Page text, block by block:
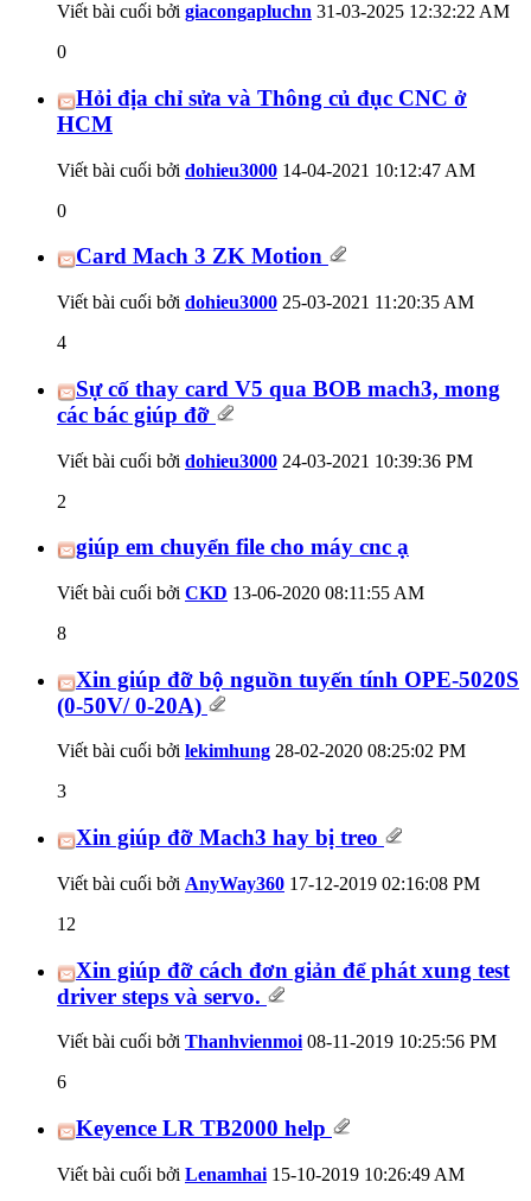
Viết bài cuối bởi giacongapluchn 31-03-2025 12:32:22 AM
0
Hỏi địa chỉ sửa và Thông củ đục CNC ở
HCM
Viết bài cuối bởi dohieu3000 14-04-2021 10:12:47 AM
0
Card Mach 3 ZK Motion
Viết bài cuối bởi dohieu3000 25-03-2021 11:20:35 AM
4
Sự cố thay card V5 qua BOB mach3, mong
các bác giúp đỡ
Viết bài cuối bởi dohieu3000 24-03-2021 10:39:36 PM
2
giúp em chuyển file cho máy cnc ạ
Viết bài cuối bởi CKD 13-06-2020 08:11:55 AM
8
Xin giúp đỡ bộ nguồn tuyến tính OPE-5020S
(0-50V/ 0-20A)
Viết bài cuối bởi lekimhung 28-02-2020 08:25:02 PM
3
Xin giúp đỡ Mach3 hay bị treo
Viết bài cuối bởi AnyWay360 17-12-2019 02:16:08 PM
12
Xin giúp đỡ cách đơn giản để phát xung test
driver steps và servo.
Viết bài cuối bởi Thanhvienmoi 08-11-2019 10:25:56 PM
6
Keyence LR TB2000 help
Viết bài cuối bởi Lenamhai 15-10-2019 10:26:49 AM